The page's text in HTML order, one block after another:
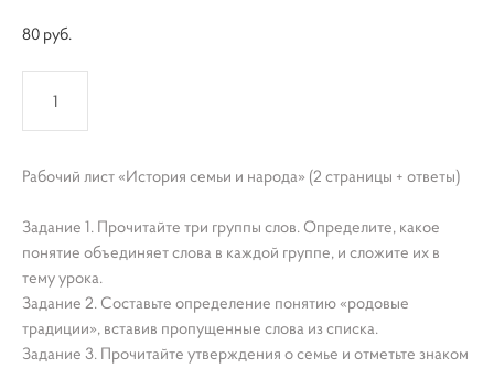
80 pуб.
Рабочий лист «История семьи и народа» (2 страницы + ответы)
Задание 1. Прочитайте три группы слов. Определите, какое
понятие объединяет слова в каждой группе, и сложите их в
тему урока.
Задание 2. Составьте определение понятию «родовые
традиции», вставив пропущенные слова из списка.
Задание 3. Прочитайте утверждения о семье и отметьте знаком